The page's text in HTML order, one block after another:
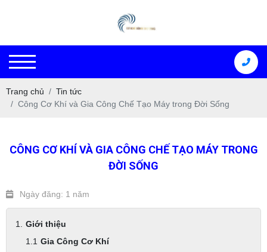
Trang chủ
Tin tức
Công Cơ Khí và Gia Công Chế Tạo Máy trong Đời Sống
CÔNG CƠ KHÍ VÀ GIA CÔNG CHẾ TẠO MÁY TRONG
ĐỜI SỐNG
Ngày đăng: 1 năm
Giới thiệu
Gia Công Cơ Khí